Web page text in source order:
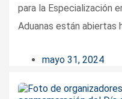
para la Especialización
Aduanas están abiertas
mayo 31, 2024